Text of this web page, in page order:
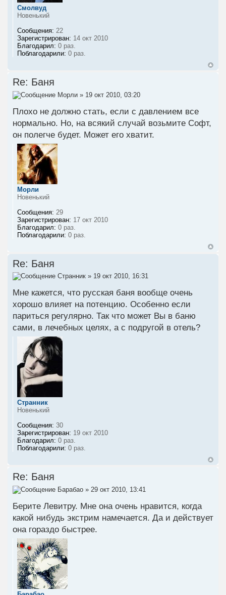
Смолвуд
Новенький
Сообщения: 22
Зарегистрирован: 14 окт 2010
Благодарил: 0 раз.
Поблагодарили: 0 раз.
Re: Баня
Морли » 19 окт 2010, 03:20
Плохо не должно стать, если с давлением все
нормально. Но, на всякий случай возьмите Софт,
он полегче будет. Может его хватит.
Морли
Новенький
Сообщения: 29
Зарегистрирован: 17 окт 2010
Благодарил: 0 раз.
Поблагодарили: 0 раз.
Re: Баня
Странник » 19 окт 2010, 16:31
Мне кажется, что русская баня вообще очень
хорошо влияет на потенцию. Особенно если
париться регулярно. Так что может Вы в баню
сами, в лечебных целях, а с подругой в отель?
Странник
Новенький
Сообщения: 30
Зарегистрирован: 19 окт 2010
Благодарил: 0 раз.
Поблагодарили: 0 раз.
Re: Баня
Барабао » 29 окт 2010, 13:41
Берите Левитру. Мне она очень нравится, когда
какой нибудь экстрим намечается. Да и действует
она гораздо быстрее.